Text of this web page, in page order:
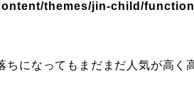
themes/jin-child/
になってもまだまだ人気が高く